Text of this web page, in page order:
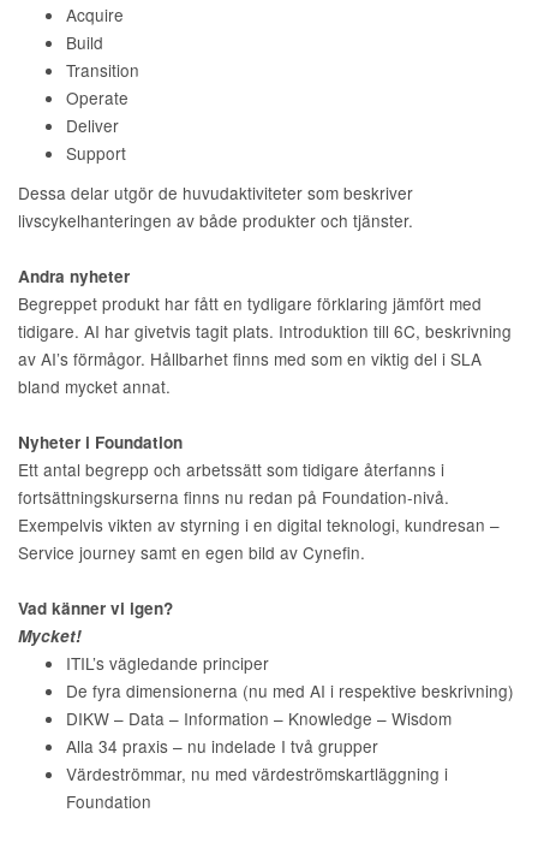
Acquire
Build
Transition
Operate
Deliver
Support
Dessa delar utgör de huvudaktiviteter som beskriver
livscykelhanteringen av både produkter och tjänster.
Andra nyheter
Begreppet produkt har fått en tydligare förklaring jämfört med
tidigare. AI har givetvis tagit plats. Introduktion till 6C, beskrivning
av AI’s förmågor. Hållbarhet finns med som en viktig del i SLA
bland mycket annat.
Nyheter i Foundation
Ett antal begrepp och arbetssätt som tidigare återfanns i
fortsättningskurserna finns nu redan på Foundation-nivå.
Exempelvis vikten av styrning i en digital teknologi, kundresan –
Service journey samt en egen bild av Cynefin.
Vad känner vi igen?
Mycket!
ITIL’s vägledande principer
De fyra dimensionerna (nu med AI i respektive beskrivning)
DIKW – Data – Information – Knowledge – Wisdom
Alla 34 praxis – nu indelade I två grupper
Värdeströmmar, nu med värdeströmskartläggning i
Foundation